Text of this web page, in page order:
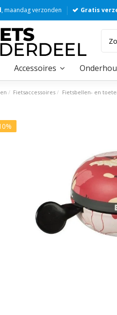
, maandag verzonden Gratis
Accessoires
Fietsaccessoires Fietsbellen- en